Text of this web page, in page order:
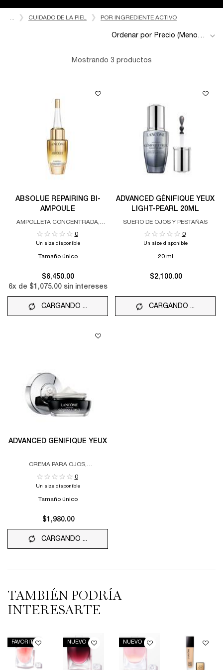
CUIDADO DE LA PIEL POR INGREDIENTE ACTIVO
Ordenar por
Mostrando 3 productos
ABSOLUE REPAIRING BI-
AMPOULE
AMPOLLETA CONCENTRADA,
0
Un size disponible
Tamaño único
$6,450.00
6x de $1,075.00sin intereses
CARGANDO ...
ADVANCED GÉNIFIQUE YEUX
LIGHT-PEARL 20ML
SUERO DE OJOS Y PESTAÑAS
0
Un size disponible
20 ml
$2,100.00
CARGANDO ...
ADVANCED GÉNIFIQUE YEUX
CREMA PARA OJOS,
JUVENTUD 0
Un size disponible
Tamaño único
$1,980.00
CARGANDO ...
TAMBIÉN PODRÍA
INTERESARTE
FAVORITO NUEVO NUEVO